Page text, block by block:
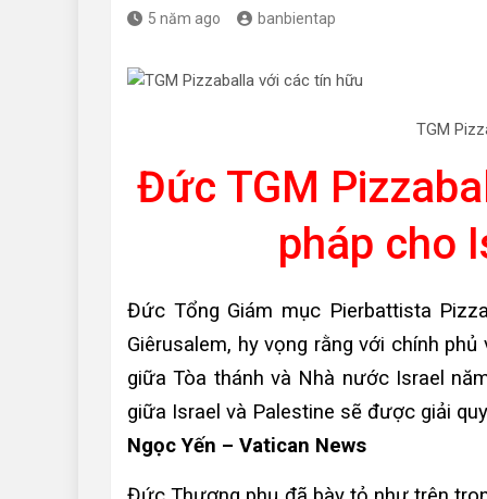
5 năm ago banbientap
TGM
Đức TGM
pháp cho
Đức Tổng Giám mục Pierbattista
Giêrusalem, hy vọng rằng với chính
giữa Tòa thánh và Nhà nước Israel
giữa Israel và Palestine sẽ được giải
Ngọc Yến – Vatican News